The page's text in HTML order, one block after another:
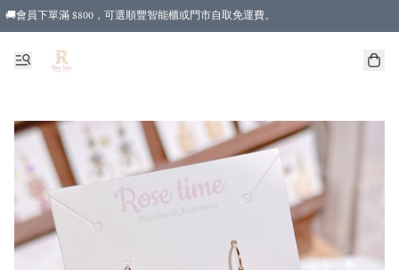
🚚會員下單滿 $800，可選順豐智能櫃或門市自取免運費。